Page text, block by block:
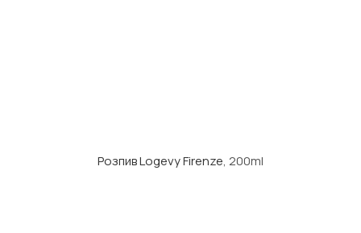
Розпив Logevy Firenze, 200ml